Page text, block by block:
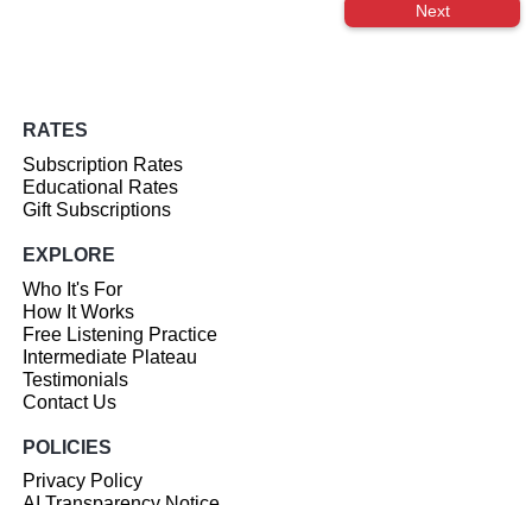
Next
RATES
Subscription Rates
Educational Rates
Gift Subscriptions
EXPLORE
Who It's For
How It Works
Free Listening Practice
Intermediate Plateau
Testimonials
Contact Us
POLICIES
Privacy Policy